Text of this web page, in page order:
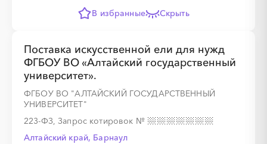
В избранные Скрыть
Поставка искусственной ели для нужд
ФГБОУ ВО «Алтайский государственный
университет».
ФГБОУ ВО "АЛТАЙСКИЙ ГОСУДАРСТВЕННЫЙ
УНИВЕРСИТЕТ"
223-ФЗ, Запрос котировок №
Алтайский край, Барнаул